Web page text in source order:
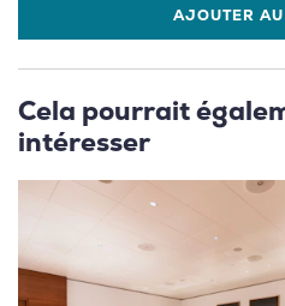
AJOUTER
Cela pourrait
intéresser